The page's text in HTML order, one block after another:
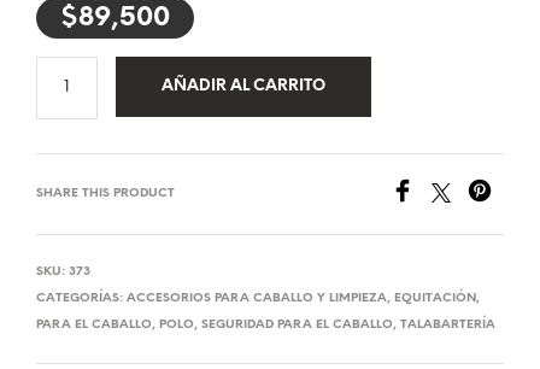
$89,500
AÑADIR AL CARRITO
SHARE THIS PRODUCT
SKU: 373
CATEGORÍAS: ACCESORIOS PARA CABALLO Y LIMPIEZA, EQUITACIÓN ,
PARA EL CABALLO, POLO, SEGURIDAD PARA EL CABALLO, TALABARTERÍA